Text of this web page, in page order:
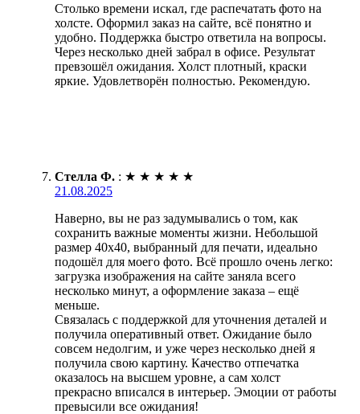
Столько времени искал, где распечатать фото на
холсте. Оформил заказ на сайте, всё понятно и
удобно. Поддержка быстро ответила на вопросы.
Через несколько дней забрал в офисе. Результат
превзошёл ожидания. Холст плотный, краски
яркие. Удовлетворён полностью. Рекомендую.
Стелла Ф. : ★ ★ ★ ★ ★
21.08.2025
Наверно, вы не раз задумывались о том, как
сохранить важные моменты жизни. Небольшой
размер 40х40, выбранный для печати, идеально
подошёл для моего фото. Всё прошло очень легко:
загрузка изображения на сайте заняла всего
несколько минут, а оформление заказа – ещё
меньше.
Связалась с поддержкой для уточнения деталей и
получила оперативный ответ. Ожидание было
совсем недолгим, и уже через несколько дней я
получила свою картину. Качество отпечатка
оказалось на высшем уровне, а сам холст
прекрасно вписался в интерьер. Эмоции от работы
превысили все ожидания!